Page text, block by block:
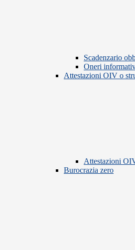
Scadenzario
Oneri
Attestazioni OIV o
Attestazioni
Burocrazia zero